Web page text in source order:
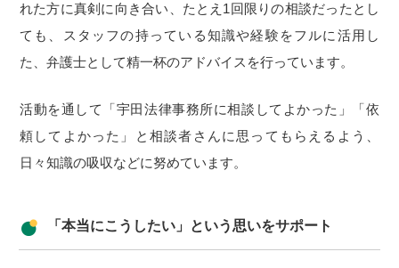
れた方に真剣に向き合い、たとえ1回限りの相談だったとし
ても、スタッフの持っている知識や経験をフルに活用し
た、弁護士として精一杯のアドバイスを行っています。
活動を通して「宇田法律事務所に相談してよかった」「依
頼してよかった」と相談者さんに思ってもらえるよう、
日々知識の吸収などに努めています。
「本当にこうしたい」という思いをサポート